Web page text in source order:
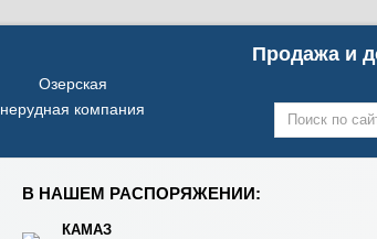
Озерская
нерудная компания
Продажа и
В НАШЕМ РАСПОРЯЖЕНИИ:
КАМАЗ